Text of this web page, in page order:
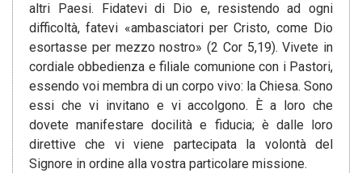
altri Paesi. Fidatevi di Dio e, resistendo ad ogni
difficoltà, fatevi «ambasciatori per Cristo, come Dio
esortasse per mezzo nostro» (2 Cor 5,19). Vivete in
cordiale obbedienza e filiale comunione con i Pastori,
essendo voi membra di un corpo vivo: la Chiesa. Sono
essi che vi invitano e vi accolgono. È a loro che
dovete manifestare docilità e fiducia; è dalle loro
direttive che vi viene partecipata la volontà del
Signore in ordine alla vostra particolare missione.